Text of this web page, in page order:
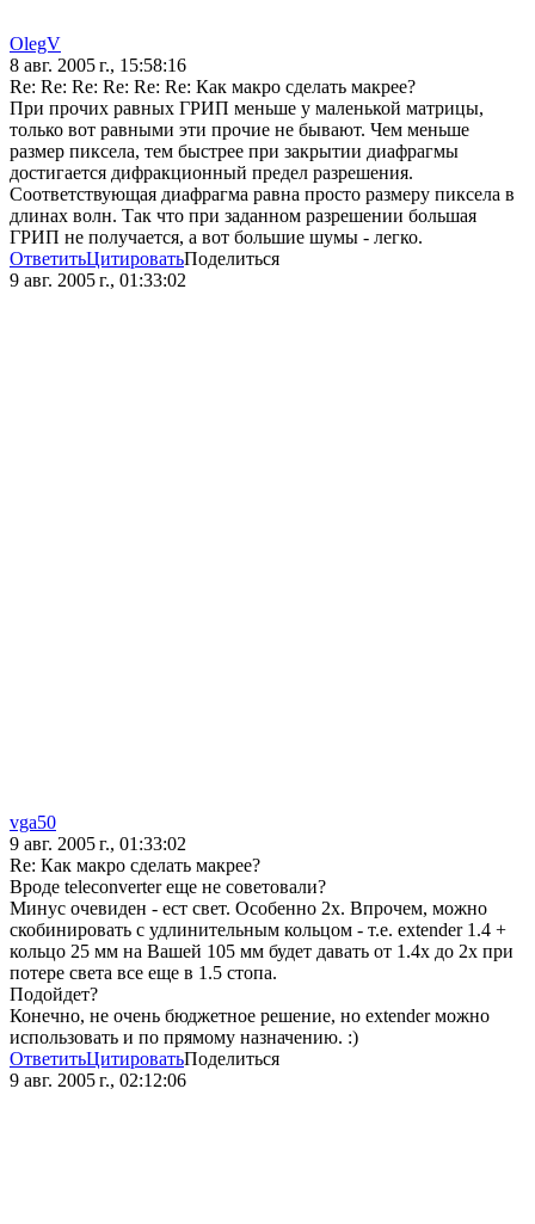
OlegV
8 авг. 2005 г., 15:58:16
Re: Re: Re: Re: Re: Re: Как макро сделать макрее?
При прочих равных ГРИП меньше у маленькой матрицы,
только вот равными эти прочие не бывают. Чем меньше
размер пиксела, тем быстрее при закрытии диафрагмы
достигается дифракционный предел разрешения.
Соответствующая диафрагма равна просто размеру пиксела в
длинах волн. Так что при заданном разрешении большая
ГРИП не получается, а вот большие шумы - легко.
ОтветитьЦитироватьПоделиться
9 авг. 2005 г., 01:33:02
vga50
9 авг. 2005 г., 01:33:02
Re: Как макро сделать макрее?
Вроде teleconverter еще не советовали?
Минус очевиден - ест свет. Особенно 2х. Впрочем, можно
скобинировать с удлинительным кольцом - т.е. extender 1.4 +
кольцо 25 мм на Вашей 105 мм будет давать от 1.4х до 2х при
потере света все еще в 1.5 стопа.
Подойдет?
Конечно, не очень бюджетное решение, но extender можно
использовать и по прямому назначению. :)
ОтветитьЦитироватьПоделиться
9 авг. 2005 г., 02:12:06